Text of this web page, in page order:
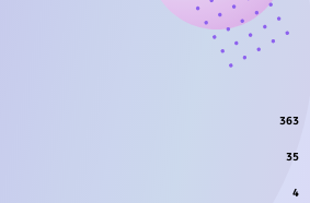
363
35
4